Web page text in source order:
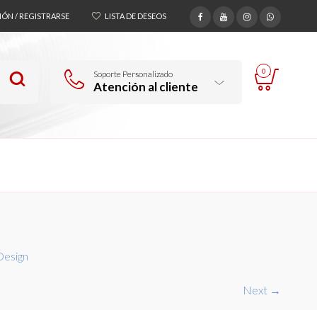
/ REGISTRARSE LISTA DE DESEOS
Soporte Personalizado
Atención al cliente
0
Next →